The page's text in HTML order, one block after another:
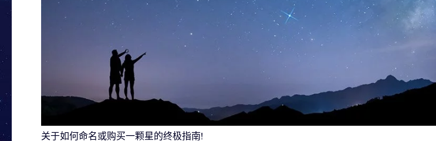
关于如何命名或购买一颗星的终极指南!